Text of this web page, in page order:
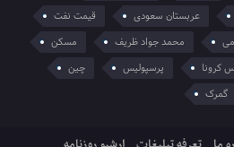
عربستان سعودی
قیمت نفت
محمد جواد ظریف
مسکن
کرونا پرسپولیس
چین
گمرک